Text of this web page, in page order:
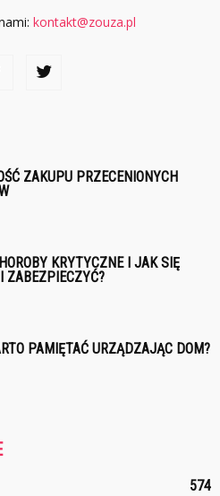
kontakt@zouza.pl
ZAKUPU PRZECENIONYCH
KRYTYCZNE I JAK SIĘ
ZABEZPIECZYĆ?
PAMIĘTAĆ URZĄDZAJĄC DOM?
574